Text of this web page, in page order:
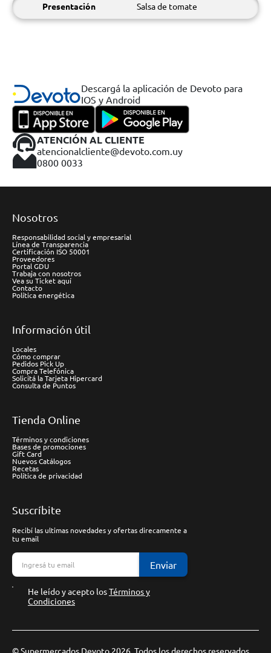
Presentación Salsa de tomate
Descargá la aplicación de Devoto para
IOS y Android
ATENCIÓN AL CLIENTE
atencionalcliente@devoto.com.uy
0800 0033
Nosotros
Responsabilidad social y empresarial
Línea de Transparencia
Certificación ISO 50001
Proveedores
Portal GDU
Trabaja con nosotros
Vea su Ticket aquí
Contacto
Política energética
Información útil
Locales
Cómo comprar
Pedidos Pick Up
Compra Telefónica
Solicitá la Tarjeta Hipercard
Consulta de Puntos
Tienda Online
Términos y condiciones
Bases de promociones
Gift Card
Nuevos Catálogos
Recetas
Política de privacidad
Suscríbite
Recibí las ultimas novedades y ofertas direcamente a
tu email
Enviar
He leído y acepto losTérminos y
Condiciones
© Supermercados Devoto 2026. Todos los derechos reservados